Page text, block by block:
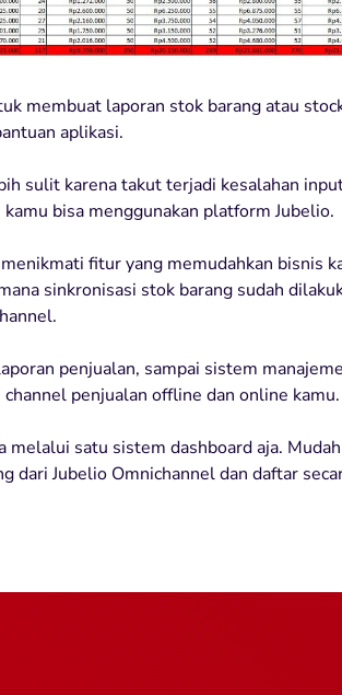
membuat laporan stok barang atau
aplikasi.
sulit karena takut terjadi kesalahan
bisa menggunakan platform Jubelio.
fitur yang memudahkan bisnis
sinkronisasi stok barang sudah
penjualan, sampai sistem
penjualan offline dan online kamu.
satu sistem dashboard aja.
dari Jubelio Omnichannel dan daftar